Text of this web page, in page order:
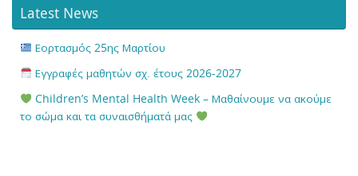
Latest News
Εορτασμός 25ης Μαρτίου
Εγγραφές μαθητών σχ. έτους 2026-2027
Children’s Mental Health Week – Μαθαίνουμε να ακούμε
το σώμα και τα συναισθήματά μας